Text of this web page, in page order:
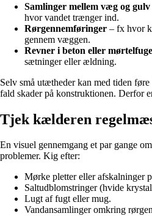
Samlinger mellem væg og gulv
hvor vandet trænger ind.
Rørgennemføringer – fx hvor
gennem væggen.
Revner i beton eller
sætninger eller ældning.
Selv små utætheder kan med tiden
fald skader på konstruktionen. Derfor
Tjek kælderen
En visuel gennemgang et par gange
problemer. Kig efter:
Mørke pletter eller afskalninger
Saltudblomstringer (hvide
Lugt af fugt eller mug.
Vandansamlinger omkring